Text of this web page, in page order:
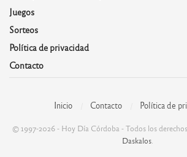
Juegos
Sorteos
Política de privacidad
Contacto
Inicio Contacto Política de
© 1997-2026 - Hoy Día Córdoba - Todos los derechos
Daskalos.